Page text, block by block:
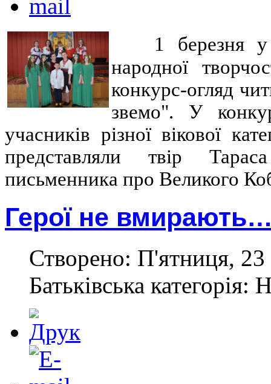
1 березня
народної
конкурс-огляд
звемо". У
учасників різної вікової
представляли твір
письменника про Великого
Герої не
Створено: П'ятниця,
Батьківська категорія: